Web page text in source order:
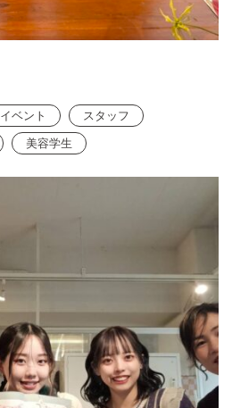
イベント スタッフ
美容学生